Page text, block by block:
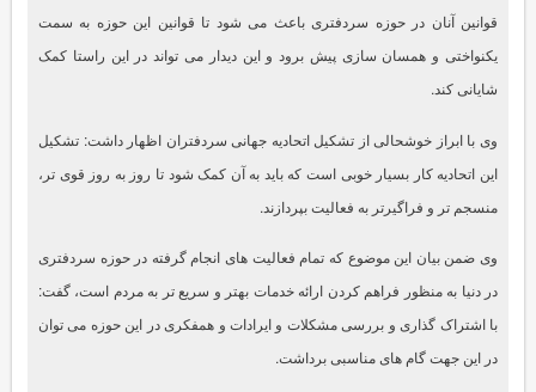
قوانین آنان در حوزه سردفتری باعث می شود تا قوانین این حوزه به سمت
یکنواختی و همسان سازی پیش برود و این دیدار می تواند در این راستا کمک
شایانی کند.
وی با ابراز خوشحالی از تشکیل اتحادیه جهانی سردفتران اظهار داشت: تشکیل
این اتحادیه کار بسیار خوبی است که باید به آن کمک شود تا روز به روز قوی تر،
منسجم تر و فراگیرتر به فعالیت بپردازند.
وی ضمن بیان این موضوع که تمام فعالیت های انجام گرفته در حوزه سردفتری
در دنیا به منظور فراهم کردن ارائه خدمات بهتر و سریع تر به مردم است، گفت:
با اشتراک گذاری و بررسی مشکلات و ایرادات و همفکری در این حوزه می توان
در این جهت گام های مناسبی برداشت.